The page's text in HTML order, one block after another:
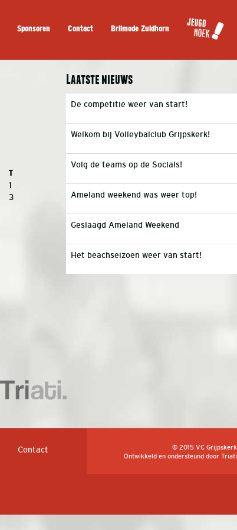
Sponsoren Contact Brilmode Zuidhorn
T
1
3
Laatste nieuws
De competitie weer van start!
Welkom bij Volleybalclub Grijpskerk!
Volg de teams op de Socials!
Ameland weekend was weer top!
Geslaagd Ameland Weekend
Het beachseizoen weer van start!
Contact
© 2015 VC Grijpskerk
Ontwikkeld en ondersteund door Triati